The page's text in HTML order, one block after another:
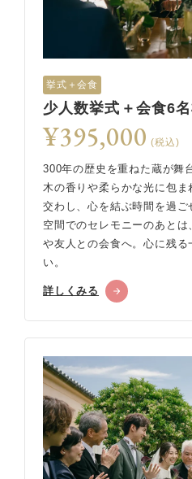
挙式＋会食
少人数挙式＋会食6
¥395,000 (税込)
300年の歴史を重ねた蔵が舞
木の香りや柔らかな光に包
交わし、心を結ぶ時間を過
空間でのセレモニーのあと
や友人との会食へ。心に残る
い。
詳しくみる